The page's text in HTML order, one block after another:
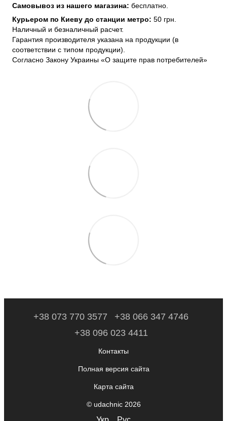
Самовывоз из нашего магазина: бесплатно.
Курьером по Киеву до станции метро: 50 грн.
Наличный и безналичный расчет.
Гарантия производителя указана на продукции (в
соответствии с типом продукции).
Согласно Закону Украины «О защите прав потребителей»
+38 073 770 3577
+38 066 347 4746
+38 096 023 4411
Контакты
Полная версия сайта
Карта сайта
© udachnic 2026